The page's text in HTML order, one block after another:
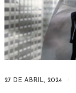
27 DE ABRIL, 2024